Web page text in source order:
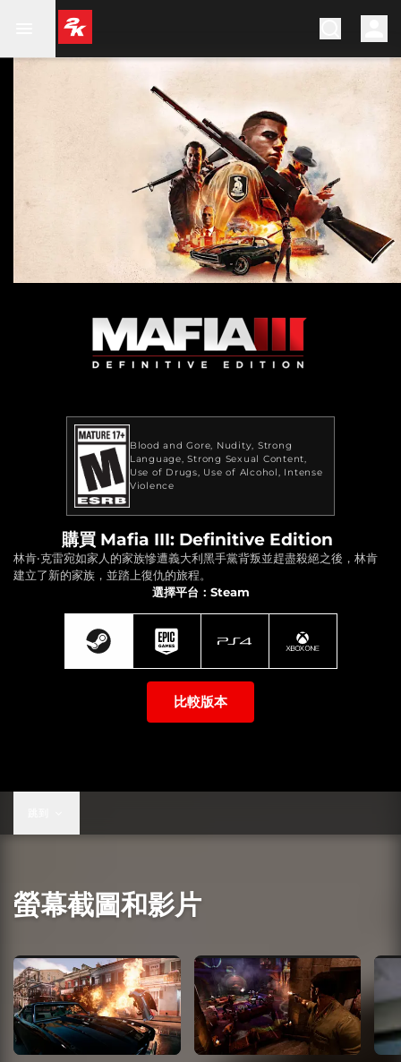
Blood and Gore Nudity Strong
Language Strong Sexual Content
Use of Drugs
Use of Alcohol
Intense
Violence
購買 Mafia III: Definitive Edition
林肯‧克雷宛如家人的家族慘遭義大利黑手黨背叛並趕盡殺絕之後，林肯
建立了新的家族，並踏上復仇的旅程。
選擇平台：Steam
比較版本
螢幕截圖和影片